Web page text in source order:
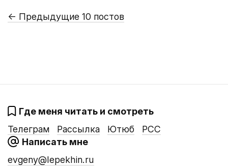
← Предыдущие 10 постов
Где меня читать и смотреть
Телеграм
Рассылка Ютюб
РСС
Написать мне
evgeny@lepekhin.ru